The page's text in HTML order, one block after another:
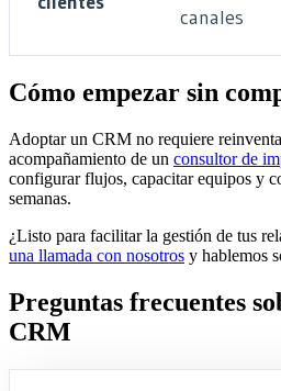
canales
Cómo empezar sin
Adoptar un CRM no requiere
acompañamiento de un consultor de
configurar flujos, capacitar equipos y
semanas.
¿Listo para facilitar la gestión de tus
una llamada con nosotros y hablemos
Preguntas frecuentes
CRM